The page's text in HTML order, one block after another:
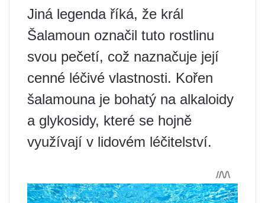
Jiná legenda říká, že král
Šalamoun označil tuto rostlinu
svou pečetí, což naznačuje její
cenné léčivé vlastnosti. Kořen
šalamouna je bohatý na alkaloidy
a glykosidy, které se hojně
využívají v lidovém léčitelství.